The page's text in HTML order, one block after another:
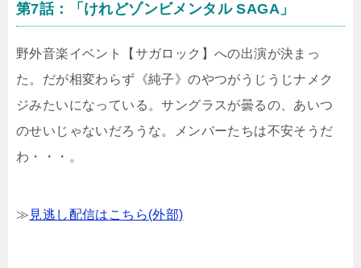
第7話：「けれどゾンビメンタル SAGA」
野外音楽イベント【サガロック】への出演が決まっ
た。だが相変わらず《純子》のやつがうじうじナメク
ジみたいになっている。サングラスが曇るの、あいつ
のせいじゃないだろうな。メンバーたちは不安そうだ
わ・・・。
≫ 見逃し配信はこちら(外部)